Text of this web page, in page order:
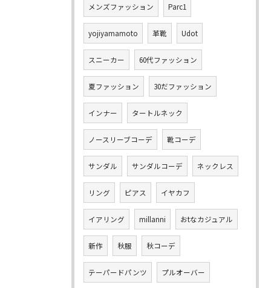
メンズファッション Parc1
yojiyamamoto 革靴 Udot
スニーカー 60代ファッション
夏ファッション 30だファッション
インナー タートルネック
ノースリーブコーデ 靴コーデ
サンダル サンダルコーデ ネックレス
リング ピアス イヤカフ
イアリング millanni おtなカジュアル
新作 秋服 秋コーデ
テーパードパンツ プルオーバー